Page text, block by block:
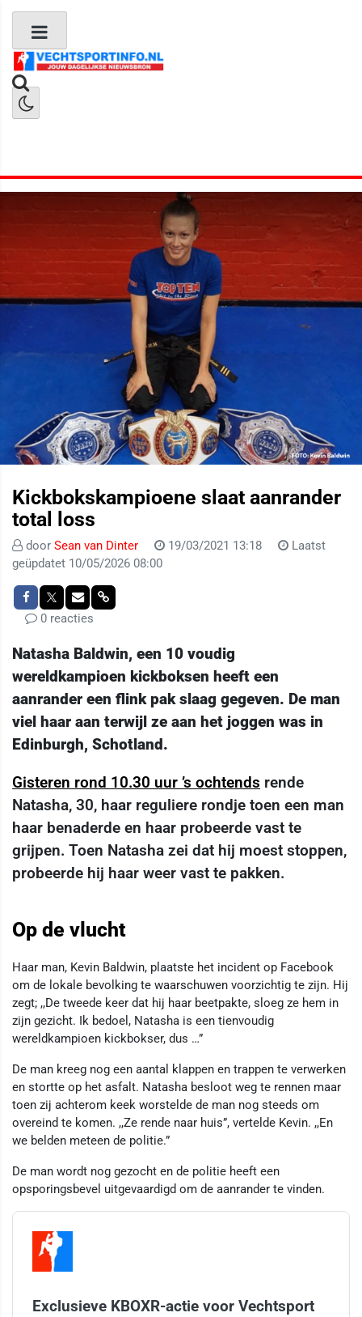
Kickbokskampioene slaat aanrander
total loss
door Sean van Dinter 19/03/2021 13:18
Laatst
geüpdatet 10/05/2026 08:00
0 reacties
Natasha Baldwin, een 10 voudig
wereldkampioen kickboksen heeft een
aanrander een flink pak slaag gegeven. De man
viel haar aan terwijl ze aan het joggen was in
Edinburgh, Schotland.
Gisteren rond 10.30 uur ’s ochtends rende
Natasha, 30, haar reguliere rondje toen een man
haar benaderde en haar probeerde vast te
grijpen. Toen Natasha zei dat hij moest stoppen,
probeerde hij haar weer vast te pakken.
Op de vlucht
Haar man, Kevin Baldwin, plaatste het incident op Facebook
om de lokale bevolking te waarschuwen voorzichtig te zijn. Hij
zegt; ,,De tweede keer dat hij haar beetpakte, sloeg ze hem in
zijn gezicht. Ik bedoel, Natasha is een tienvoudig
wereldkampioen kickbokser, dus …”
De man kreeg nog een aantal klappen en trappen te verwerken
en stortte op het asfalt. Natasha besloot weg te rennen maar
toen zij achterom keek worstelde de man nog steeds om
overeind te komen. ,,Ze rende naar huis”, vertelde Kevin. ,,En
we belden meteen de politie.”
De man wordt nog gezocht en de politie heeft een
opsporingsbevel uitgevaardigd om de aanrander te vinden.
Exclusieve KBOXR-actie voor Vechtsport